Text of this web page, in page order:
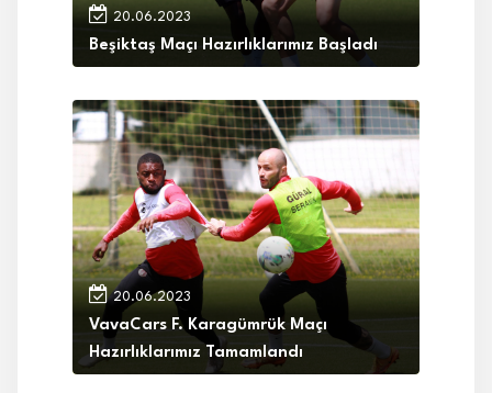
20.06.2023
Beşiktaş Maçı Hazırlıklarımız Başladı
20.06.2023
VavaCars F. Karagümrük Maçı
Hazırlıklarımız Tamamlandı